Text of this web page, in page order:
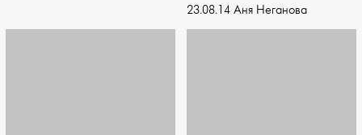
23.08.14 Аня Неганова